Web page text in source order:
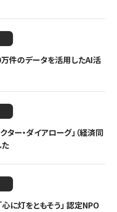
件のデータを活用したAI活
ー・ダイアローグ」（経済同
に灯をともそう」 認定NPO